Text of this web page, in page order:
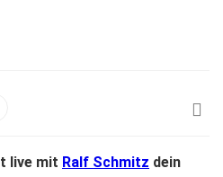
live mit Ralf Schmitz dein